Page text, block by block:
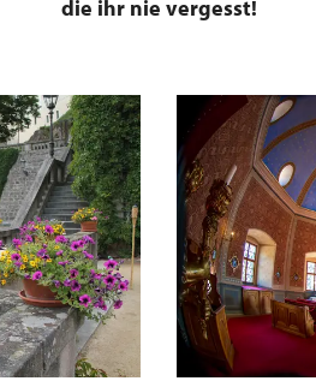
die ihr nie vergesst!